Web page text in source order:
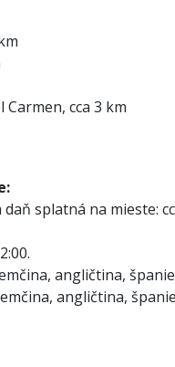
Carmen, cca 3 km
splatná na mieste:
angličtina,
angličtina,